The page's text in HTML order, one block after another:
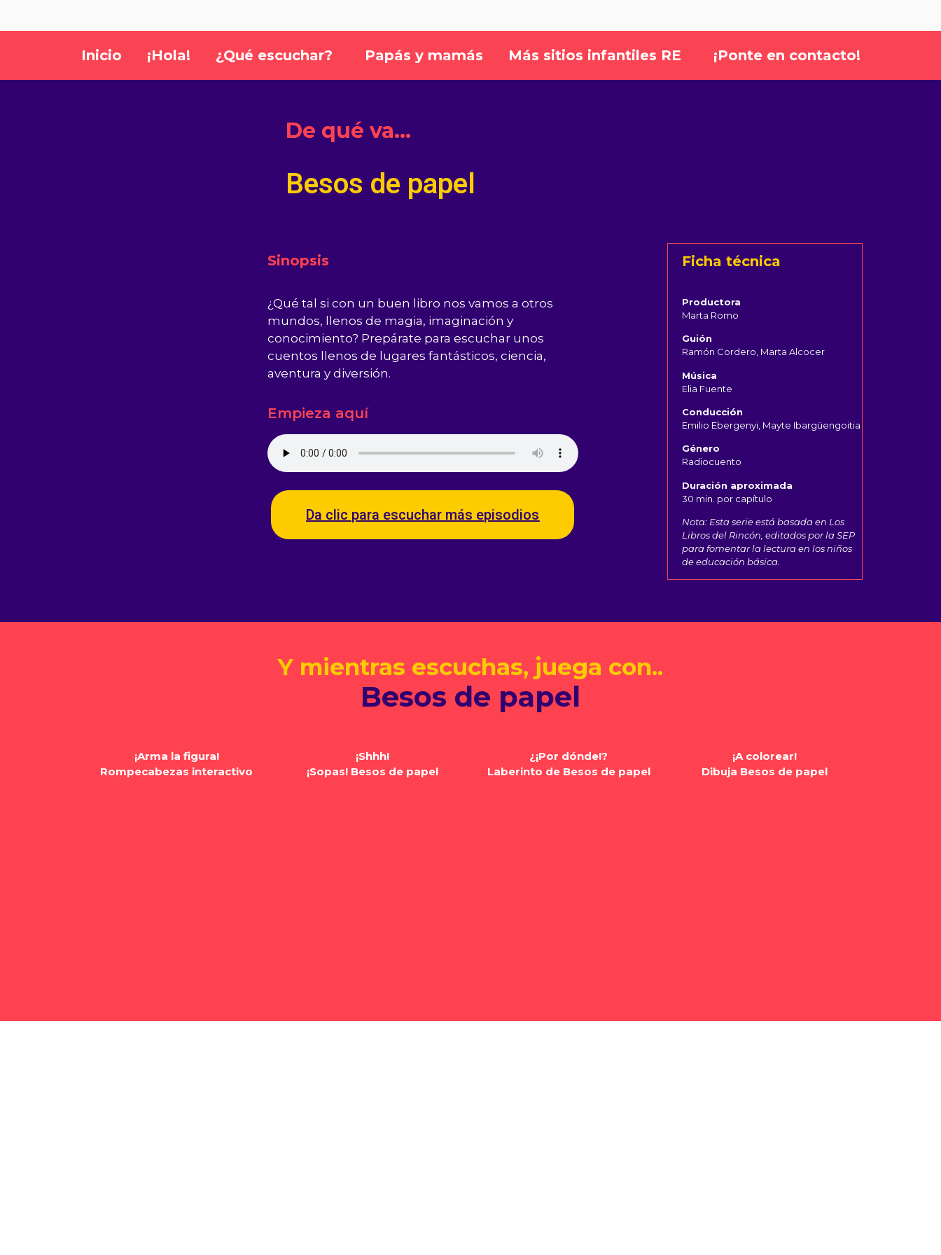
Inicio ¡Hola! ¿Qué escuchar? Papás y mamás Más sitios infantiles RE ¡Ponte en contacto!
De qué va…
Besos de papel
Sinopsis
¿Qué tal si con un buen libro nos vamos a otros
mundos, llenos de magia, imaginación y
conocimiento? Prepárate para escuchar unos
cuentos llenos de lugares fantásticos, ciencia,
aventura y diversión.
Empieza aquí
Da clic para escuchar más episodios
Ficha técnica
Productora
Marta Romo
Guión
Ramón Cordero, Marta Alcocer
Música
Elia Fuente
Conducción
Emilio Ebergenyi, Mayte Ibargüengoitia
Género
Radiocuento
Duración aproximada
30 min. por capítulo
Nota: Esta serie está basada en Los
Libros del Rincón, editados por la SEP
para fomentar la lectura en los niños
de educación básica.
Y mientras escuchas, juega con..
Besos de papel
¡Arma la figura!
Rompecabezas interactivo
¡Shhh!
¡Sopas! Besos de papel
¿¡Por dónde!?
Laberinto de Besos de papel
¡A colorear!
Dibuja Besos de papel